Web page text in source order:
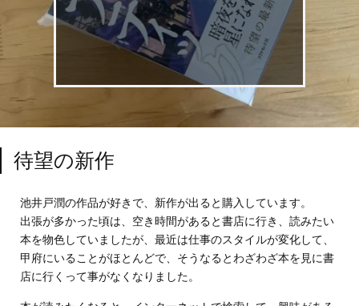
待望の新作
池井戸潤の作品が好きで、新作が出ると購入しています。
出張が多かった頃は、空き時間があると書店に行き、読みたい
本を物色していましたが、最近は仕事のスタイルが変化して、
甲府にいることがほとんどで、そうなるとわざわざ本を見に書
店に行くって事がなくなりました。